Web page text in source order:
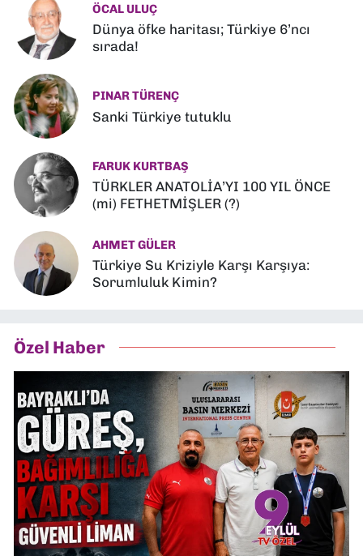
ÖCAL ULUÇ
Dünya öfke haritası; Türkiye 6’ncı
sırada!
PINAR TÜRENÇ
Sanki Türkiye tutuklu
FARUK KURTBAŞ
TÜRKLER ANATOLİA’YI 100 YIL ÖNCE
(mi) FETHETMİŞLER (?)
AHMET GÜLER
Türkiye Su Kriziyle Karşı Karşıya:
Sorumluluk Kimin?
Özel Haber